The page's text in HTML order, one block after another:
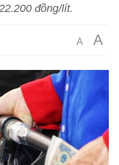
đồng/lít.
A A